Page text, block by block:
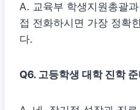
A. 교육부 학생지원총괄
접 전화하시면 가장 정확
다.
Q6. 고등학생 대학 진학